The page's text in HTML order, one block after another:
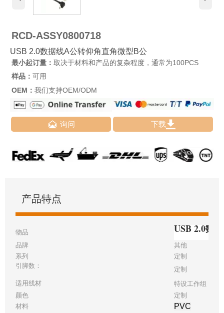
RCD-ASSY0800718
USB 2.0数据线A公转仰角直角微型B公
最小起订量： 取决于材料和产品的复杂程度，通常为100PCS
样品： 可用
OEM： 我们支持OEM/ODM
 询问 下载
产品特点
物品 USB 2.0数
品牌
其他
系列
定制
引脚数：
定制
适用线材
特设工作组 28
颜色
定制
材料
PVC